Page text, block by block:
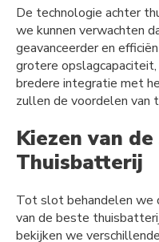
De technologie achter
we kunnen verwachten
geavanceerder en
grotere
bredere integratie met
zullen de voordelen van
Kiezen van
Thuisbatterij
Tot slot behandelen we
van de beste
bekijken we